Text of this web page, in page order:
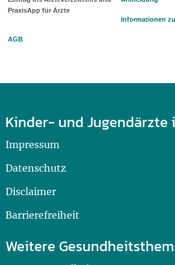
PraxisApp für Ärzte
Informationen
AGB
Kinder- und Jugendärzte
Impressum
Datenschutz
Disclaimer
Barrierefreiheit
Weitere